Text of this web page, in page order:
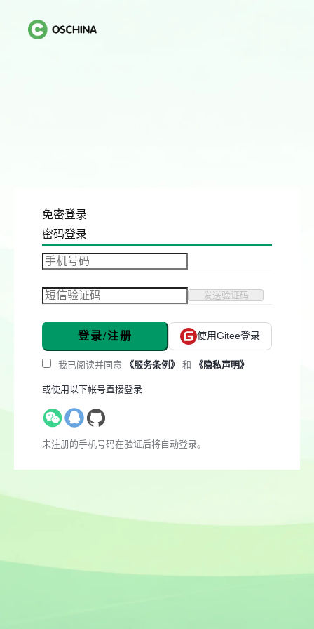
免密登录
密码登录
发送验证码
登录/注册 使用Gitee登录
我已阅读并同意 《服务条例》 和 《隐私声明》
或使用以下帐号直接登录:
未注册的手机号码在验证后将自动登录。